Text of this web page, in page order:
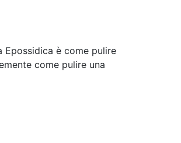
Epossidica è come pulire
come pulire una